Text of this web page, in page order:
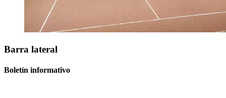
Barra lateral
Boletín informativo